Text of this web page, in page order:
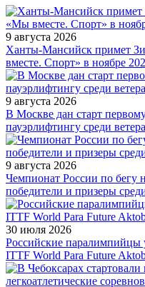
9 августа 2026
Ханты-Мансийск примет
вместе. Спорт» в ноябре
9 августа 2026
В Москве дан старт
пауэрлифтингу среди
9 августа 2026
Чемпионат России по бегу
победители и призеры
30 июля 2026
Российские паралимпийцы
ITTF World Para Future